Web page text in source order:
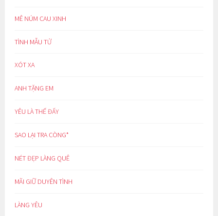
MÊ NÚM CAU XINH
TÌNH MẪU TỬ
XÓT XA
ANH TẶNG EM
YÊU LÀ THẾ ĐẤY
SAO LẠI TRA CÒNG*
NÉT ĐẸP LÀNG QUÊ
MÃI GIỮ DUYÊN TÌNH
LÀNG YÊU